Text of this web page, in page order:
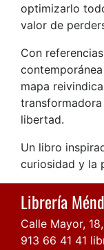
optimizarlo
valor de
Con
mapa
libertad.
Un libro
curiosidad y la
Librería
Calle Mayor,
913 66 41 41